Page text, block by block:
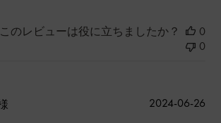
このレビューは役に立ちましたか？
0
0
公
2024-06-26